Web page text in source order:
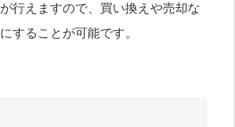
行えますので、買い換えや売却な
することが可能です。